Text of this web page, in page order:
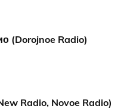
(Dorojnoe Radio)
Radio, Novoe Radio)